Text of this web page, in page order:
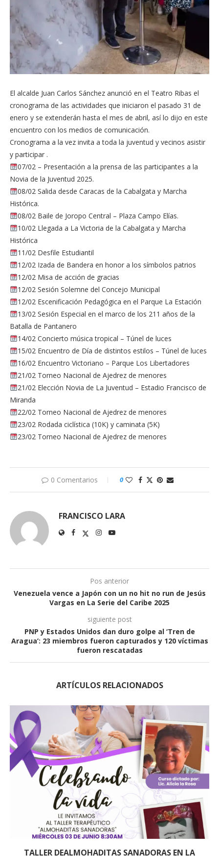
El alcalde Juan Carlos Sánchez anunció en el Teatro Ribas el
cronograma de las actividades que iniciaron el pasado 31 de
enero y se extenderán hasta el mes de abril, así lo dijo en este
encuentro con los medios de comunicación.
Cronograma a la vez invita a toda la juventud y vecinos asistir
y participar .
07/02 – Presentación a la prensa de las participantes a la
Novia de la Juventud 2025.
08/02 Salida desde Caracas de la Cabalgata y Marcha
Histórica.
08/02 Baile de Joropo Central – Plaza Campo Elías.
10/02 Llegada a La Victoria de la Cabalgata y Marcha
Histórica
11/02 Desfile Estudiantil
12/02 Izada de Bandera en honor a los símbolos patrios
12/02 Misa de acción de gracias
12/02 Sesión Solemne del Concejo Municipal
12/02 Escenificación Pedagógica en el Parque La Estación
13/02 Sesión Especial en el marco de los 211 años de la
Batalla de Pantanero
14/02 Concierto música tropical – Túnel de luces
15/02 Encuentro de Día de distintos estilos – Túnel de luces
16/02 Encuentro Victoriano – Parque Los Libertadores
21/02 Torneo Nacional de Ajedrez de menores
21/02 Elección Novia de La Juventud – Estadio Francisco de
Miranda
22/02 Torneo Nacional de Ajedrez de menores
23/02 Rodada ciclística (10K) y caminata (5K)
23/02 Torneo Nacional de Ajedrez de menores
0 Comentarios 0
FRANCISCO LARA
Pos anterior
Venezuela vence a Japón con un no hit no run de Jesús
Vargas en La Serie del Caribe 2025
siguiente post
PNP y Estados Unidos dan duro golpe al ‘Tren de
Aragua’: 23 miembros fueron capturados y 120 víctimas
fueron rescatadas
ARTÍCULOS RELACIONADOS
TALLER DEALMOHADITAS SANADORAS EN LA